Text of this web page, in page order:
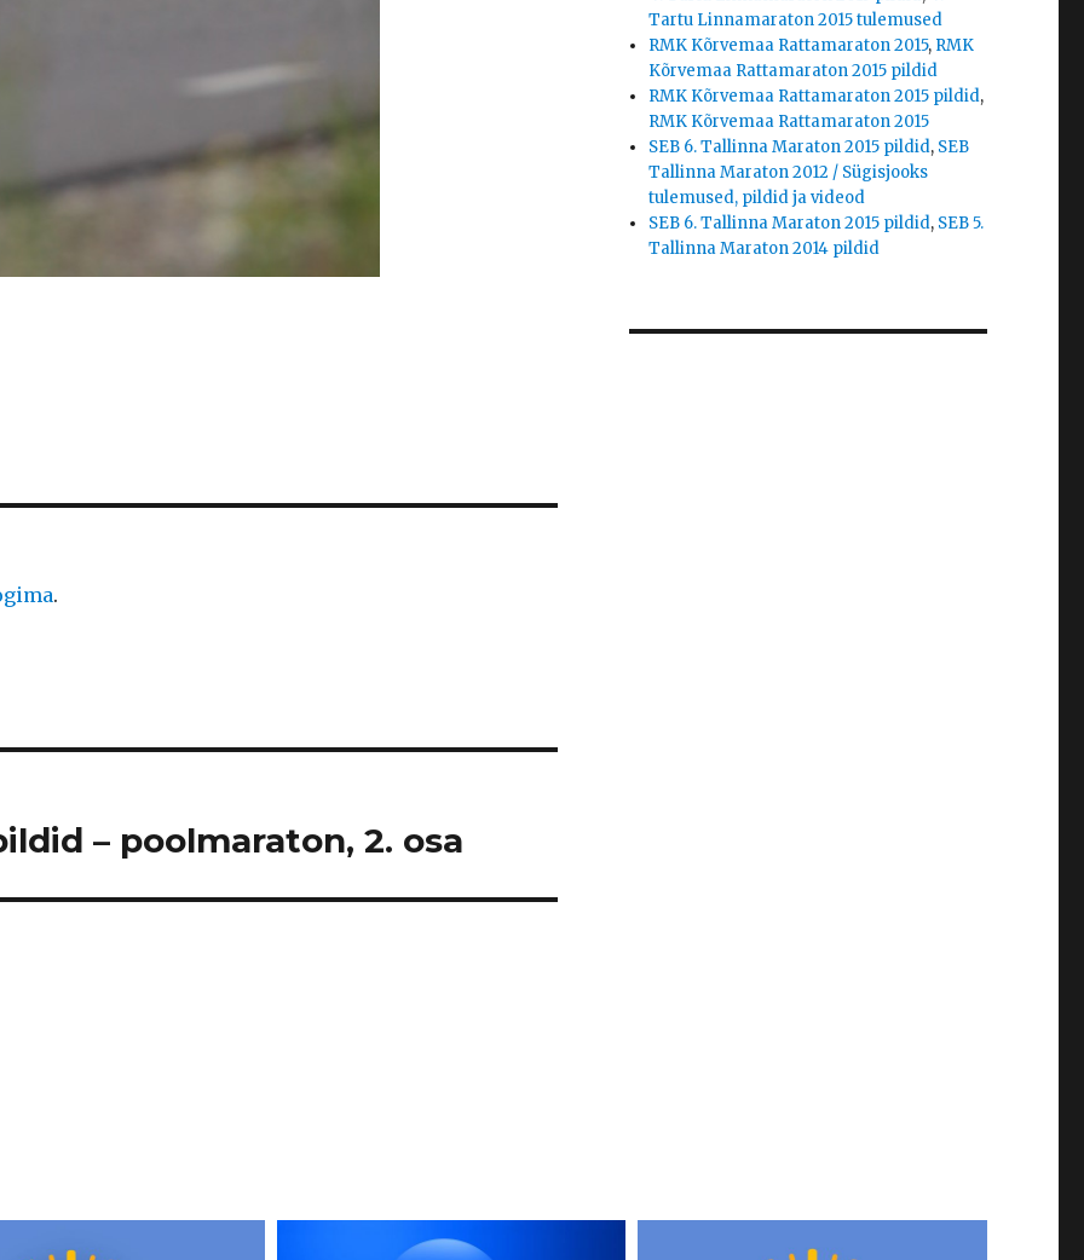
.
– poolmaraton, 2. osa
Tartu Linnamaraton 2015 tulemused
RMK Kõrvemaa Rattamaraton 2015, RMK
Kõrvemaa Rattamaraton 2015 pildid
RMK Kõrvemaa Rattamaraton 2015 pildid,
RMK Kõrvemaa Rattamaraton 2015
SEB 6. Tallinna Maraton 2015 pildid, SEB
Tallinna Maraton 2012 / Sügisjooks
tulemused, pildid ja videod
SEB 6. Tallinna Maraton 2015 pildid, SEB 5.
Tallinna Maraton 2014 pildid